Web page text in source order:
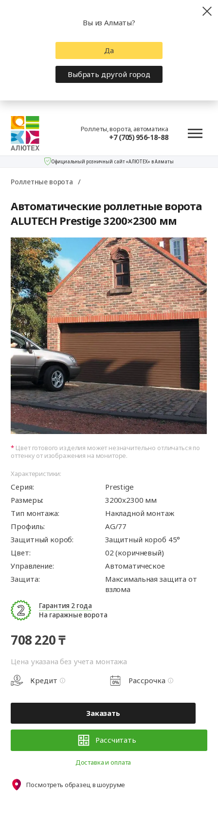
Роллеты, ворота, автоматика
+7 (705) 956-18-88
Официальный розничный сайт «АЛЮТЕХ» в Алматы
Роллетные ворота
Автоматические роллетные ворота
ALUTECH Prestige 3200×2300 мм
Цвет готового изделия может незначительно отличаться по
оттенку от изображения на мониторе.
Характеристики:
Серия:
Prestige
Размеры:
3200x2300 мм
Тип монтажа:
Накладной монтаж
Профиль:
AG/77
Защитный короб:
Защитный короб 45°
Цвет:
02 (коричневый)
Управление:
Автоматическое
Защита:
Максимальная защита от
взлома
Гарантия 2 года
На гаражные ворота
708 220 ₸
Цена указана без учета монтажа
Кредит
Рассрочка
Заказать
Рассчитать
Доставка и оплата
Посмотреть образец в шоуруме
Вы из Алматы?
Да
Выбрать другой город